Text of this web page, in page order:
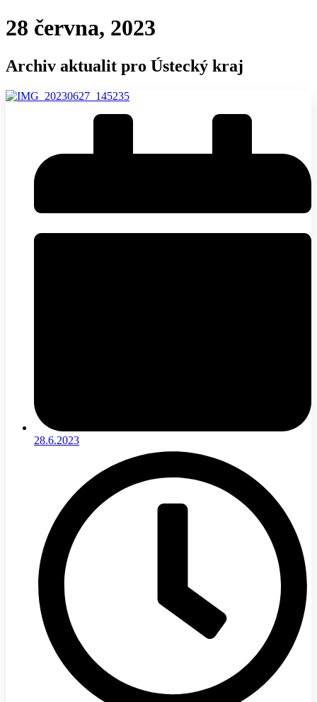
28 června, 2023
Archiv aktualit pro Ústecký kraj
28.6.2023